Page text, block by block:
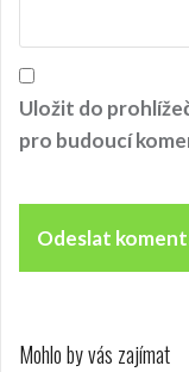
Uložit do
pro budoucí
Mohlo by vás zajímat